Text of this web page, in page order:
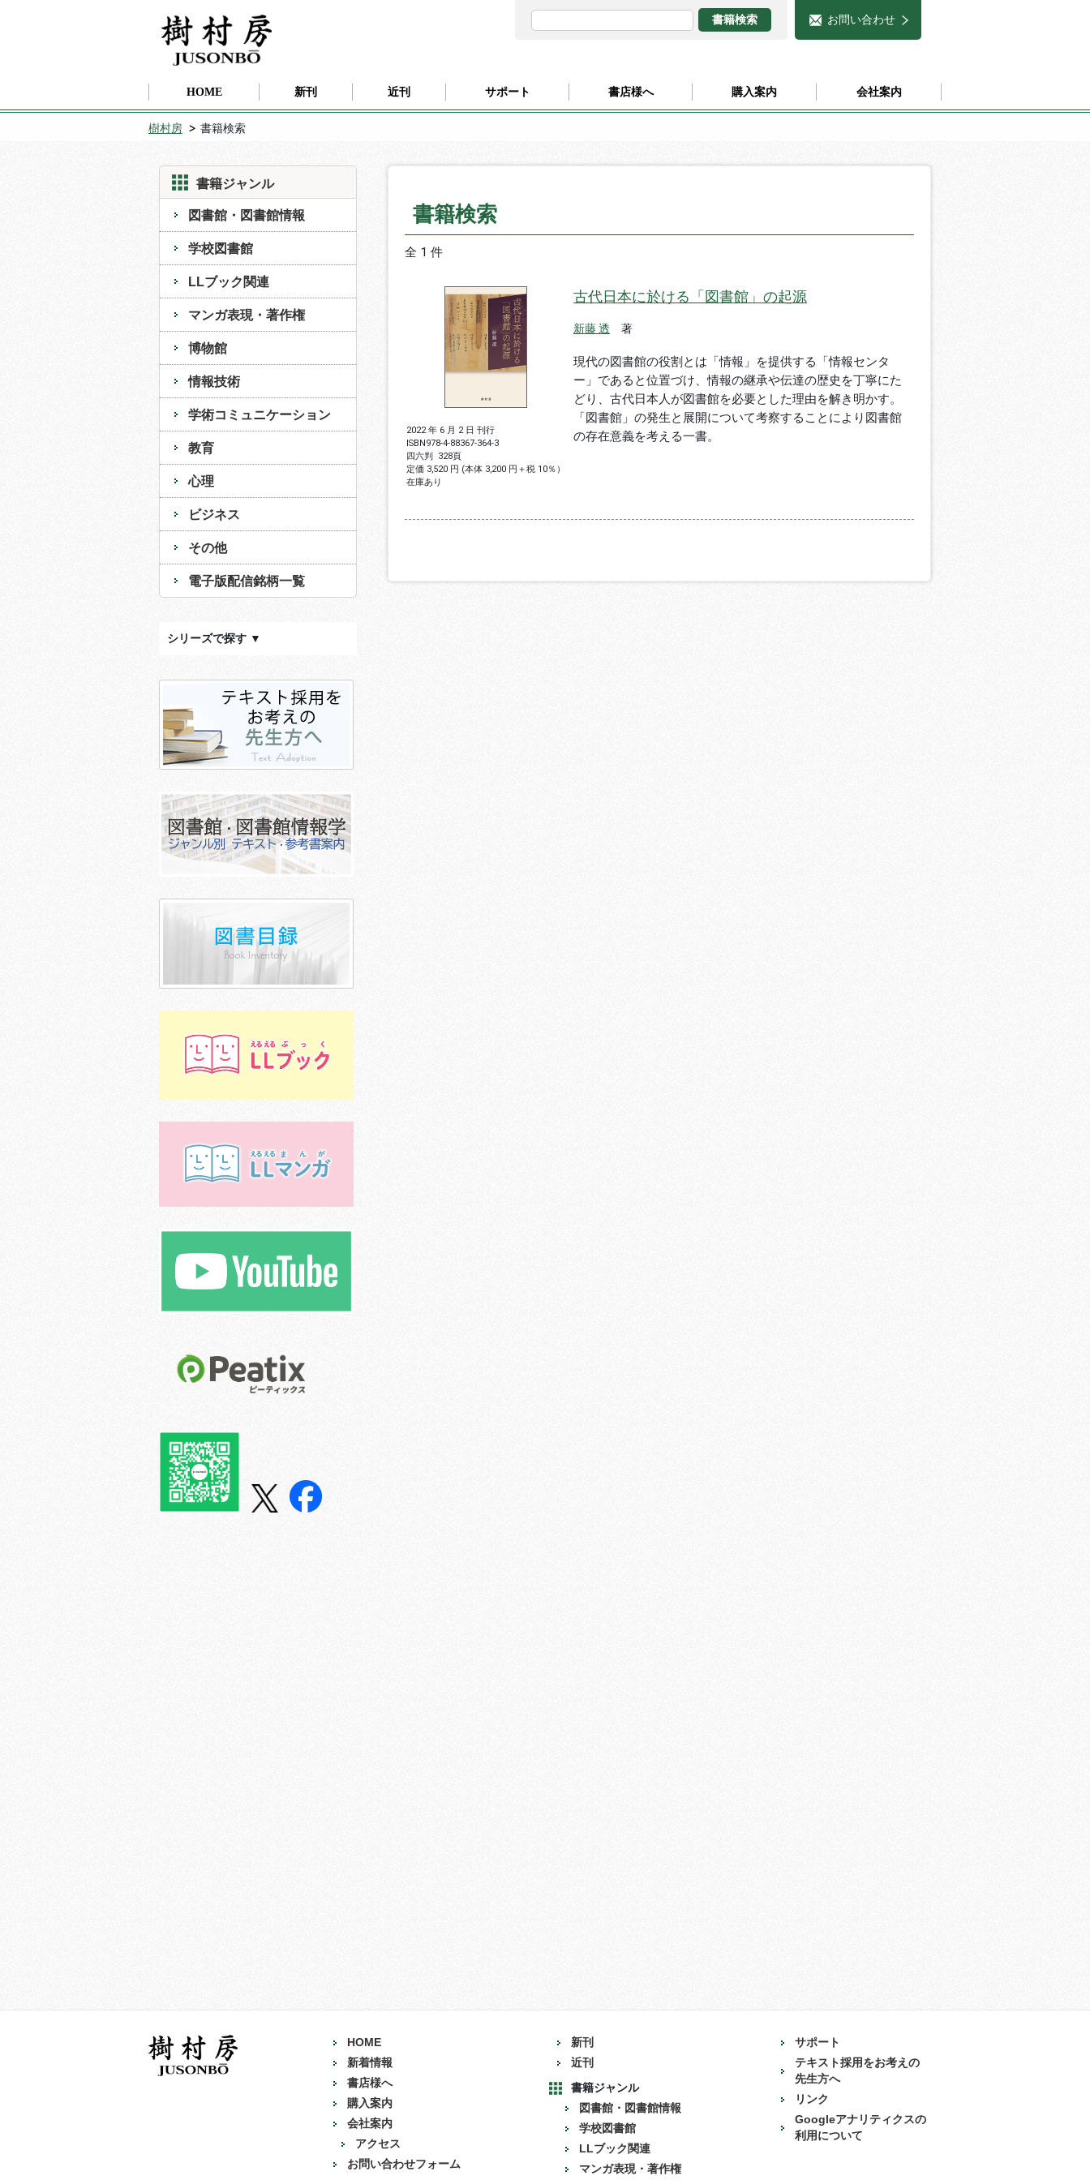
お問い合わせ
HOME 新刊 近刊 サポート 書店様へ 購入案内 会社案内
樹村房 書籍検索
書籍ジャンル
図書館・図書館情報
学校図書館
LLブック関連
マンガ表現・著作権
博物館
情報技術
学術コミュニケーション
教育
心理
ビジネス
その他
電子版配信銘柄一覧
シリーズで探す ▼
書籍検索
全 1 件
2022 年 6 月 2 日 刊行
ISBN978-4-88367-364-3
四六判 328頁
定価 3,520 円 (本体 3,200 円＋税 10％）
在庫あり
古代日本に於ける「図書館」の起源
新藤 透 著
現代の図書館の役割とは「情報」を提供する「情報センタ
ー」であると位置づけ、情報の継承や伝達の歴史を丁寧にた
どり、古代日本人が図書館を必要とした理由を解き明かす。
「図書館」の発生と展開について考察することにより図書館
の存在意義を考える一書。
HOME
新着情報
書店様へ
購入案内
会社案内
アクセス
お問い合わせフォーム
新刊
近刊
書籍ジャンル
図書館・図書館情報
学校図書館
LLブック関連
マンガ表現・著作権
サポート
テキスト採用をお考えの
先生方へ
リンク
Googleアナリティクスの
利用について